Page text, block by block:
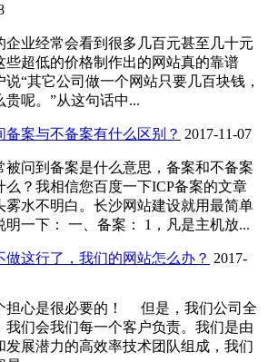
企业经常会看到很多几百元甚至几十元
些超低的价格制作出的网站真的靠谱
说“其它公司做一个网站只要几百块钱，
贵呢。”从这句话中...
备案与不备案有什么区别？ 2017-11-07
被问到备案是什么意思，备案和不备案
么？我相信您百度一下ICP备案的文章
雾水不明白。长沙网站建设就用最简单
明一下： 一、备案： 1，凡是主机放...
做这行了，我们的网站怎么办？ 2017-
担心是很必要的！ 但是，我们公司全
我们会我们每一个客户负责。我们是由
发展潜力的高效率技术团队组成，我们